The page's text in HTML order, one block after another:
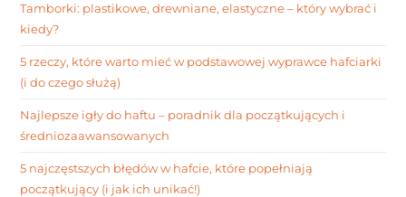
Tamborki: plastikowe, drewniane, elastyczne – który wybrać i
kiedy?
5 rzeczy, które warto mieć w podstawowej wyprawce hafciarki
(i do czego służą)
Najlepsze igły do haftu – poradnik dla początkujących i
średniozaawansowanych
5 najczęstszych błędów w hafcie, które popełniają
początkujący (i jak ich unikać!)